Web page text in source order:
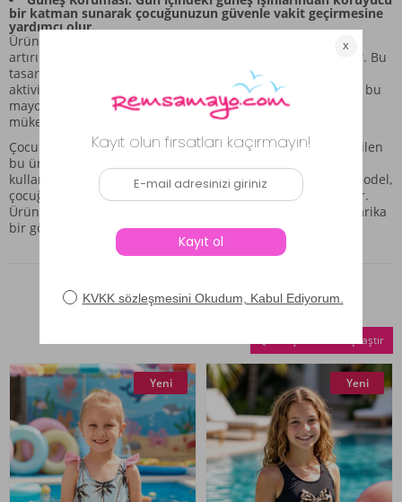
bir katman sunarak çocuğunuzun güvenle vakit geçirmesine
yardımcı olur.
Ürünümüz, şortlu kesimi sayesinde hareket kabiliyetini
artırırken, üst kısmı ve alt kısmı uyumlu bir takım oluşturur. Bu
tasarım, hem estetik açıdan hoş durur hem de günlük plaj
aktiviteleri için idealdir. Remsa Mayo kalitesiyle hazırlanan bu
mayo, çocuklarınızın deniz maceralarına eşlik etmek için
mükemmel bir seçimdir.
Çocukların hassas ciltleri göz önünde bulundurularak üretilen
bu ürün, kaliteli malzemelerle hazırlanmıştır. Günlük
kullanımda rahatlık arayan ebeveynler için ideal olan bu model,
çocuğunuzun güvenli ve mutlu olmasını sağlamayı amaçlar.
Ürünün canlı rengi ve şık kesimiyle plajda veya havuzda harika
bir görünüm sunar.
Benzer Ürünler
Seçilenleri Karşılaştır
Yeni Yeni